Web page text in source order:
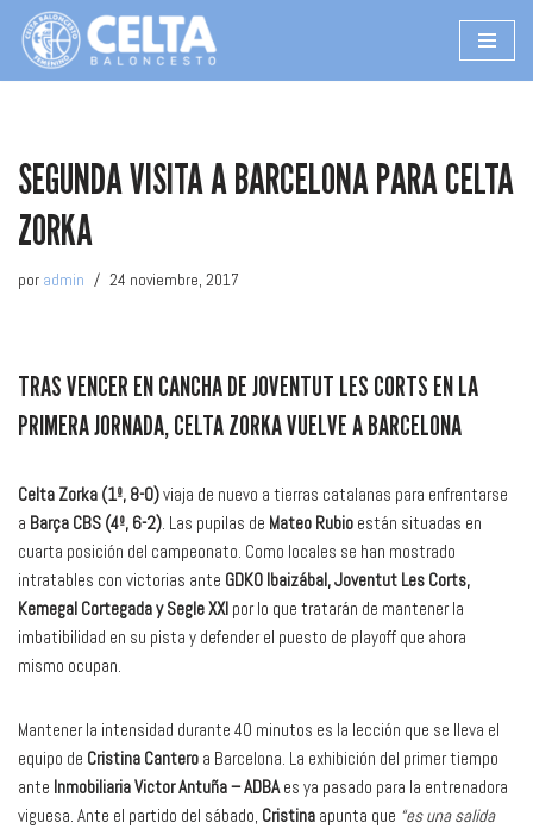
Saltar
SEGUNDA VISITA A BARCELONA PARA CELTA
ZORKA
por admin 24 noviembre, 2017
TRAS VENCER EN CANCHA DE JOVENTUT LES CORTS EN LA
PRIMERA JORNADA, CELTA ZORKA VUELVE A BARCELONA
Celta Zorka (1º, 8-0)viaja de nuevo a tierras catalanas para enfrentarse
a Barça CBS (4º, 6-2). Las pupilas de Mateo Rubio están situadas en
cuarta posición del campeonato. Como locales se han mostrado
intratables con victorias ante GDKO Ibaizábal, Joventut Les Corts,
Kemegal Cortegada y Segle XXI por lo que tratarán de mantener la
imbatibilidad en su pista y defender el puesto de playoff que ahora
mismo ocupan.
Mantener la intensidad durante 40 minutos es la lección que se lleva el
equipo de Cristina Cantero a Barcelona. La exhibición del primer tiempo
ante Inmobiliaria Victor Antuña – ADBAes ya pasado para la entrenadora
viguesa. Ante el partido del sábado, Cristina apunta que “es una salida